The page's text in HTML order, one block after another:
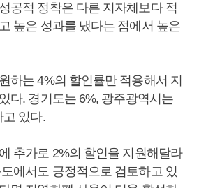
공적 정착은 다른 지자체보다 적
높은 성과를 냈다는 점에서 높은
하는 4%의 할인률만 적용해서 지
다. 경기도는 6%, 광주광역시는
고 있다.
추가로 2%의 할인을 지원해달라
에서도 긍정적으로 검토하고 있